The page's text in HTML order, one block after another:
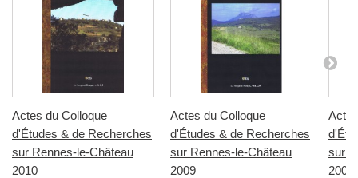
Actes du Colloque
d'Études & de Recherches
sur Rennes-le-Château
2010
Actes du Colloque
d'Études & de Recherches
sur Rennes-le-Château
2009
sur
2008